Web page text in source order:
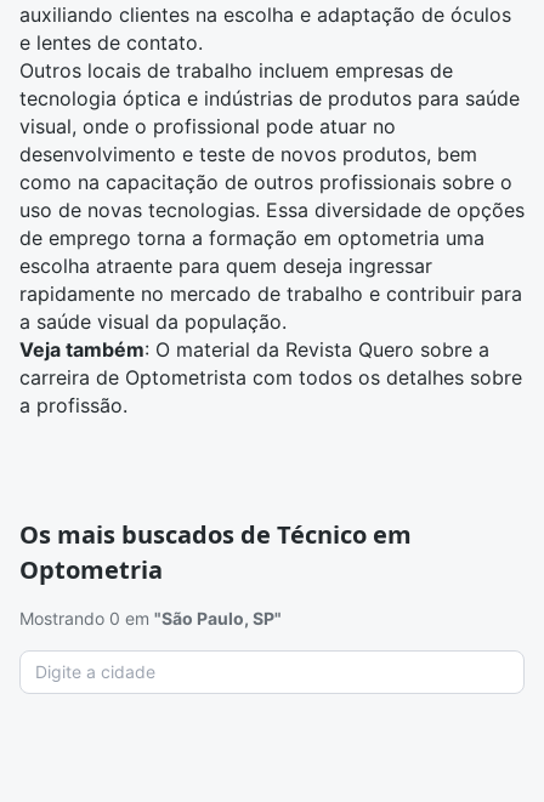
auxiliando clientes na escolha e adaptação de óculos
e lentes de contato.
Outros locais de trabalho incluem empresas de
tecnologia óptica e indústrias de produtos para saúde
visual, onde o profissional pode atuar no
desenvolvimento e teste de novos produtos, bem
como na capacitação de outros profissionais sobre o
uso de novas tecnologias. Essa diversidade de opções
de emprego torna a formação em optometria uma
escolha atraente para quem deseja ingressar
rapidamente no mercado de trabalho e contribuir para
a saúde visual da população.
Veja também: O material da Revista Quero sobre a
carreira de Optometrista com todos os detalhes sobre
a profissão.
Os mais buscados de Técnico em
Optometria
Mostrando 0 em "São Paulo, SP"